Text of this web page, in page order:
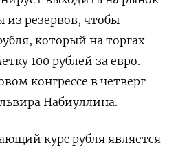
резервов, чтобы
который на торгах
100 рублей за евро.
конгрессе в четверг
Набиуллина.
курс рубля является